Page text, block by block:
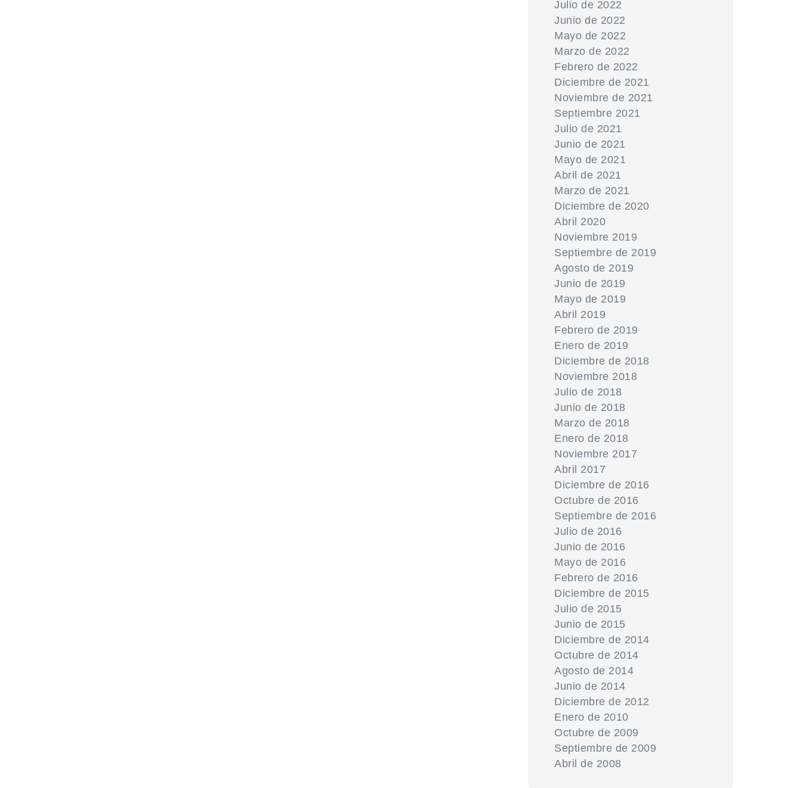
Julio de 2022
Junio de 2022
Mayo de 2022
Marzo de 2022
Febrero de 2022
Diciembre de 2021
Noviembre de 2021
Septiembre 2021
Julio de 2021
Junio de 2021
Mayo de 2021
Abril de 2021
Marzo de 2021
Diciembre de 2020
Abril 2020
Noviembre 2019
Septiembre de 2019
Agosto de 2019
Junio de 2019
Mayo de 2019
Abril 2019
Febrero de 2019
Enero de 2019
Diciembre de 2018
Noviembre 2018
Julio de 2018
Junio de 2018
Marzo de 2018
Enero de 2018
Noviembre 2017
Abril 2017
Diciembre de 2016
Octubre de 2016
Septiembre de 2016
Julio de 2016
Junio de 2016
Mayo de 2016
Febrero de 2016
Diciembre de 2015
Julio de 2015
Junio de 2015
Diciembre de 2014
Octubre de 2014
Agosto de 2014
Junio de 2014
Diciembre de 2012
Enero de 2010
Octubre de 2009
Septiembre de 2009
Abril de 2008